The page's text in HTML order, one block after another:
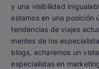
y una visibilidad
estamos en una posición
tendencias de viajes
mentes de los
blogs, echaremos un
especialistas en